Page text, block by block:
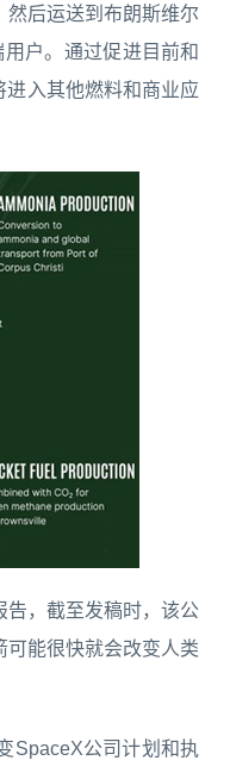
后运送到布朗斯维尔
户。通过促进目前和
入其他燃料和商业应
，截至发稿时，该公
能很快就会改变人类
SpaceX公司计划和执